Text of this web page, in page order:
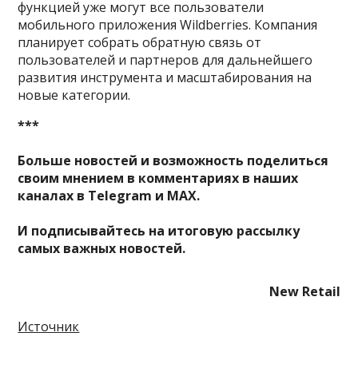
функцией уже могут все пользователи
мобильного приложения Wildberries. Компания
планирует собрать обратную связь от
пользователей и партнеров для дальнейшего
развития инструмента и масштабирования на
новые категории.
***
Больше новостей и возможность поделиться
своим мнением в комментариях в наших
каналах в Telegram и MAX.
И подписывайтесь на итоговую рассылку
самых важных новостей.
New Retail
Источник